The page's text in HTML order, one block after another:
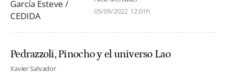
05/09/2022 12:01h
Pedrazzoli, Pinocho y el universo Lao
Xavier Salvador